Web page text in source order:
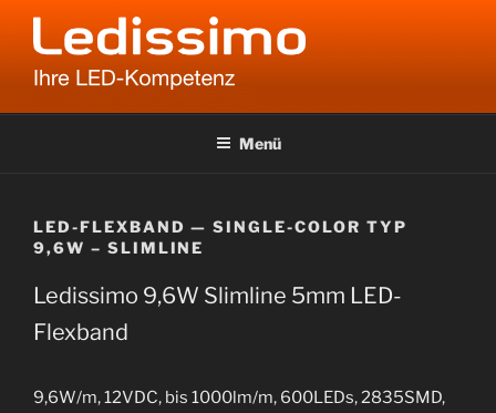
Zum
Inhalt
springen
LEDISSIMO
Menü
LED-FLEXBAND — SINGLE-COLOR TYP
9,6W – SLIMLINE
Ledissimo 9,6W Slimline 5mm LED-
Flexband
9,6W/m, 12VDC, bis 1000lm/m, 600LEDs, 2835SMD,